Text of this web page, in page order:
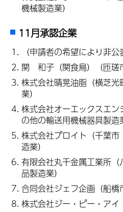
機械製造業）
11月承認企業
（申請者の希望により非公
関 和子（関食鳥）（匝瑳
株式会社晴晃油脂（横芝
業）
株式会社オーエックスエ
の他の輸送用機械器具製造
株式会社プロイト（千葉
造業）
有限会社丸千金属工業所
品製造業）
合同会社ジェフ企画（船橋
株式会社ジー・ピー・アイ